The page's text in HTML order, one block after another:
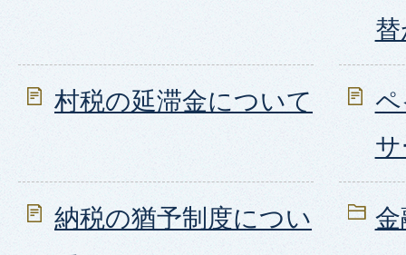
村税の延滞金について
納税の猶予制度につい
金